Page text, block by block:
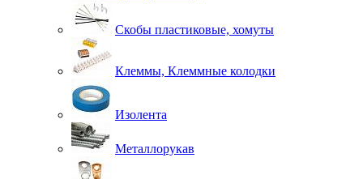
Скобы пластиковые, хомуты
Клеммы, Клеммные колодки
Изолента
Металлорукав